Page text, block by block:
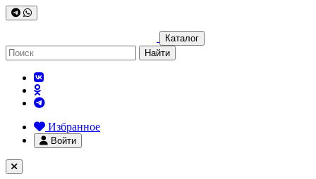
Каталог
Найти
Избранное
Войти